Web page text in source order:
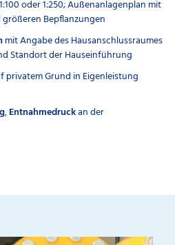
oder 1:250; Außenanlagenplan mit
Bepflanzungen
mit Angabe des Hausanschlussraumes
Standort der Hauseinführung
privatem Grund in Eigenleistung
,Entnahmedruckan der